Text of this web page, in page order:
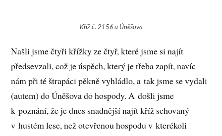
Kříž č. 2156 u Úněšova
Našli jsme čtyři křížky ze čtyř, které jsme si najít
předsevzali, což je úspěch, který je třeba zapít, navíc
nám při té štrapáci pěkně vyhládlo, a tak jsme se vydali
(autem) do Úněšova do hospody. A došli jsme
k poznání, že je dnes snadnější najít kříž schovaný
v hustém lese, než otevřenou hospodu v kterékoli